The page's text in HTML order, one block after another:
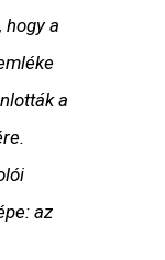
hogy a
a
az